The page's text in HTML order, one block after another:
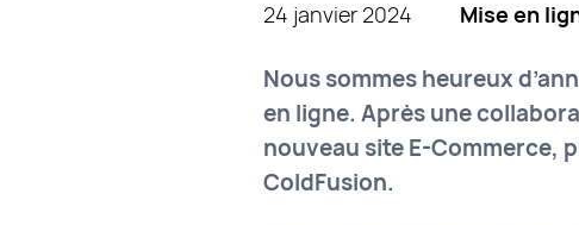
24 janvier 2024 Mise en
Nous sommes heureux
en ligne. Après une
nouveau site E-Commerce,
ColdFusion.